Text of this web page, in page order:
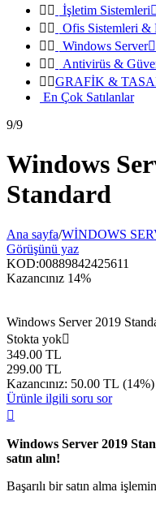
  İşletim Sistemleri
  Ofis Sistemleri &
  Windows Server
  Antivirüs &
 GRAFİK &
En Çok Satılanlar
9/9
Windows
Standard
Ana sayfa/WİNDOWS
Görüşünü yaz
KOD:00889842425611
Kazancınız 14%
Windows Server 2019
Stokta yok
349.00 TL
299.00 TL
Kazancınız: 50.00 TL (14%)
Ürünle ilgili soru sor

Windows Server 2019
satın alın!
Başarılı bir satın alma